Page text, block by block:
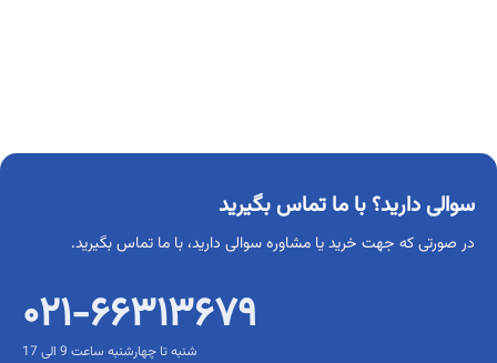
سوالی دارید؟ با ما تماس بگیرید
در صورتی که جهت خرید یا مشاوره سوالی دارید، با ما تماس بگیرید.
۰۲۱-۶۶۳۱۳۶۷۹
شنبه تا چهارشنبه ساعت 9 الی 17